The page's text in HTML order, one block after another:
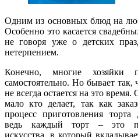
Одним из основных блюд на
Особенно это касается
не говоря уже о детских
нетерпением.
Конечно, многие хозяйки
самостоятельно. Но бывает так,
не всегда остается на это
мало кто делает, так как
процесс приготовления
ведь каждый торт – это
искусства, в который